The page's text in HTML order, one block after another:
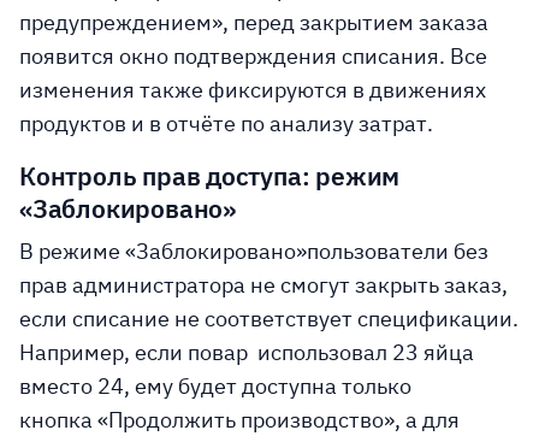
предупреждением», перед закрытием заказа
появится окно подтверждения списания. Все
изменения также фиксируются в движениях
продуктов и в отчёте по анализу затрат.
Контроль прав доступа: режим
«Заблокировано»
В режиме «Заблокировано»пользователи без
прав администратора не смогут закрыть заказ,
если списание не соответствует спецификации.
Например, если повар использовал 23 яйца
вместо 24, ему будет доступна только
кнопка «Продолжить производство», а для